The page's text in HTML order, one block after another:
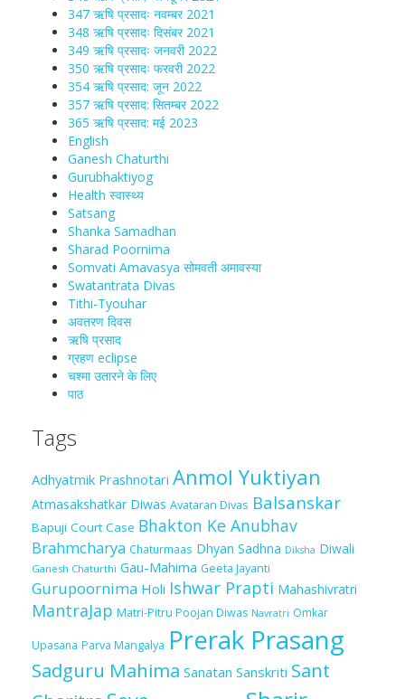
347 ऋषि प्रसादः नवम्बर 2021
348 ऋषि प्रसादः दिसंबर 2021
349 ऋषि प्रसादः जनवरी 2022
350 ऋषि प्रसादः फरवरी 2022
354 ऋषि प्रसाद: जून 2022
357 ऋषि प्रसाद: सितम्बर 2022
365 ऋषि प्रसाद: मई 2023
English
Ganesh Chaturthi
Gurubhaktiyog
Health स्वास्‍थ्‍य
Satsang
Shanka Samadhan
Sharad Poornima
Somvati Amavasya सोमवती अमावस्या
Swatantrata Divas
Tithi-Tyouhar
अवतरण दिवस
ऋषि प्रसाद
ग्रहण eclipse
चश्मा‍ उतारने के लिए
पाठ
Tags
Adhyatmik Prashnotari Anmol Yuktiyan
Atmasakshatkar Diwas Avataran Divas Balsanskar
Bapuji Court Case Bhakton Ke Anubhav
Brahmcharya Chaturmaas Dhyan Sadhna Diksha Diwali
Ganesh Chaturthi Gau-Mahima Geeta Jayanti
Gurupoornima Holi Ishwar Prapti Mahashivratri
MantraJap Matri-Pitru Poojan Diwas Navratri Omkar
Upasana Parva Mangalya Prerak Prasang
Sadguru Mahima Sanatan Sanskriti Sant